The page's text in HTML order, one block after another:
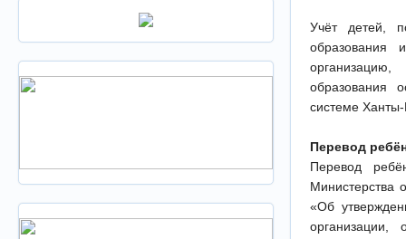
Учёт детей,
образования
образования
системе
Перевод
Перевод
Министерства
«Об
организации,